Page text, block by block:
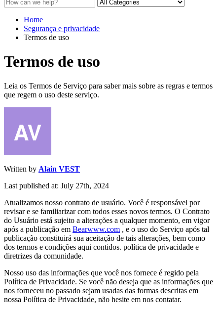
Home
Segurança e privacidade
Termos de uso
Termos de uso
Leia os Termos de Serviço para saber mais sobre as regras e termos
que regem o uso deste serviço.
Written by Alain VEST
Last published at: July 27th, 2024
Atualizamos nosso contrato de usuário. Você é responsável por
revisar e se familiarizar com todos esses novos termos. O Contrato
do Usuário está sujeito a alterações a qualquer momento, em vigor
após a publicação em Bearwww.com , e o uso do Serviço após tal
publicação constituirá sua aceitação de tais alterações, bem como
dos termos e condições aqui contidos. política de privacidade e
diretrizes da comunidade.
Nosso uso das informações que você nos fornece é regido pela
Política de Privacidade. Se você não deseja que as informações que
nos forneceu no passado sejam usadas das formas descritas em
nossa Política de Privacidade, não hesite em nos contatar.